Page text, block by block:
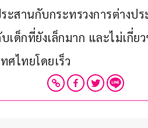
ะสานกับกระทรวงการต่างป
เด็กที่ยังเล็กมาก และไม่เกี่ย
ศไทยโดยเร็ว